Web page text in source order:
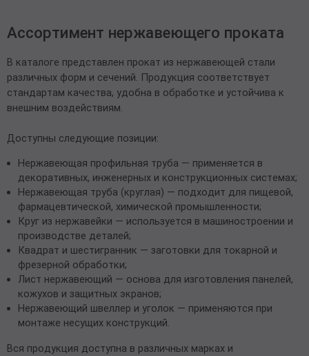
Ассортимент нержавеющего проката
В каталоге представлен прокат из нержавеющей стали
различных форм и сечений. Продукция соответствует
стандартам качества, удобна в обработке и устойчива к
внешним воздействиям.
Доступны следующие позиции:
Нержавеющая профильная труба — применяется в
декоративных, инженерных и конструкционных системах;
Нержавеющая труба (круглая) — подходит для пищевой,
фармацевтической, химической промышленности;
Круг из нержавейки — используется в машиностроении и
производстве деталей;
Квадрат и шестигранник — заготовки для токарной и
фрезерной обработки;
Лист нержавеющий — основа для изготовления панелей,
кожухов и защитных экранов;
Нержавеющий швеллер и уголок — применяются при
монтаже несущих конструкций.
Вся продукция доступна в различных марках и